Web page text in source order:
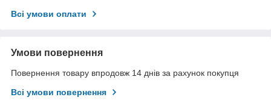
Всі умови оплати
Умови повернення
Повернення товару впродовж 14 днів за рахунок покупця
Всі умови повернення